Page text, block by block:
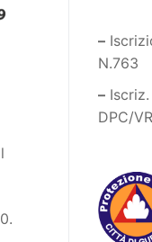
–
N.763
–
DPC/